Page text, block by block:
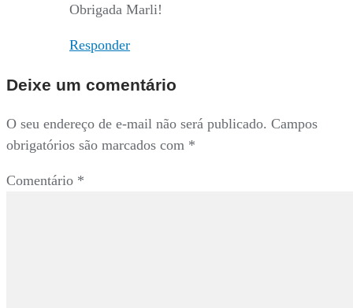
Obrigada Marli!
Responder
Deixe um comentário
O seu endereço de e-mail não será publicado. Campos
obrigatórios são marcados com *
Comentário *